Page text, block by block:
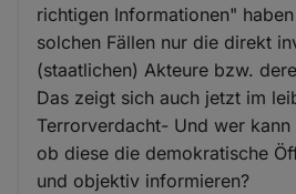
richtigen Informationen"
solchen Fällen nur die direkt
(staatlichen) Akteure bzw.
Das zeigt sich auch jetzt im
Terrorverdacht- Und wer
ob diese die demokratische
und objektiv informieren?